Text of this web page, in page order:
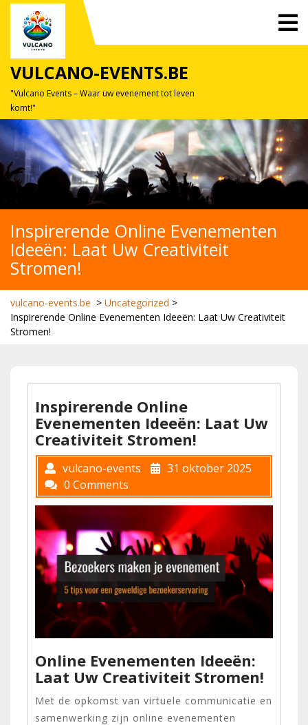
Skip
content
VULCANO-EVENTS.BE
"Vulcano Events – Waar uw evenement tot leven
komt!"
Inspirerende Online Evenementen
Ideeën: Laat Uw Creativiteit
Stromen!
vulcano-events.be > Uncategorized >
Inspirerende Online Evenementen Ideeën: Laat Uw Creativiteit
Stromen!
Inspirerende Online
Evenementen Ideeën: Laat Uw
Creativiteit Stromen!
vulcano-events
31 oktober 2025
0 Comments
Online Evenementen Ideeën:
Laat Uw Creativiteit Stromen!
Met de opkomst van virtuele communicatie en
samenwerking zijn online evenementen